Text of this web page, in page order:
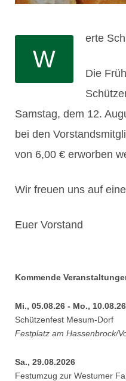
W
erte
Die
Samstag, dem 12.
bei den
von 6,00 € erworben
Wir freuen uns auf
Euer Vorstand
Kommende
Mi., 05.08.26 - Mo., 10.08.26
Schützenfest Mesum-Dorf
Festplatz am Hassenbrock/
Sa., 29.08.2026
Festumzug zur Westumer